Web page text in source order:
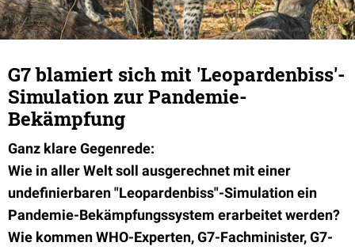
G7 blamiert sich mit 'Leopardenbiss'-
Simulation zur Pandemie-
Bekämpfung
Ganz klare Gegenrede:
Wie in aller Welt soll ausgerechnet mit einer
undefinierbaren "Leopardenbiss"-Simulation ein
Pandemie-Bekämpfungssystem erarbeitet werden?
Wie kommen WHO-Experten, G7-Fachminister, G7-